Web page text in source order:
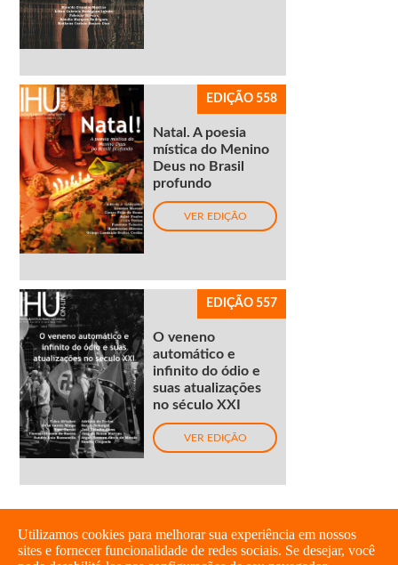
EDIÇÃO 558
Natal. A poesia
mística do Menino
Deus no Brasil
profundo
VER EDIÇÃO
EDIÇÃO 557
O veneno
automático e
infinito do ódio e
suas atualizações
no século XXI
VER EDIÇÃO
Utilizamos cookies para melhorar sua experiência em nossos
sites e fornecer funcionalidade de redes sociais. Se desejar, você